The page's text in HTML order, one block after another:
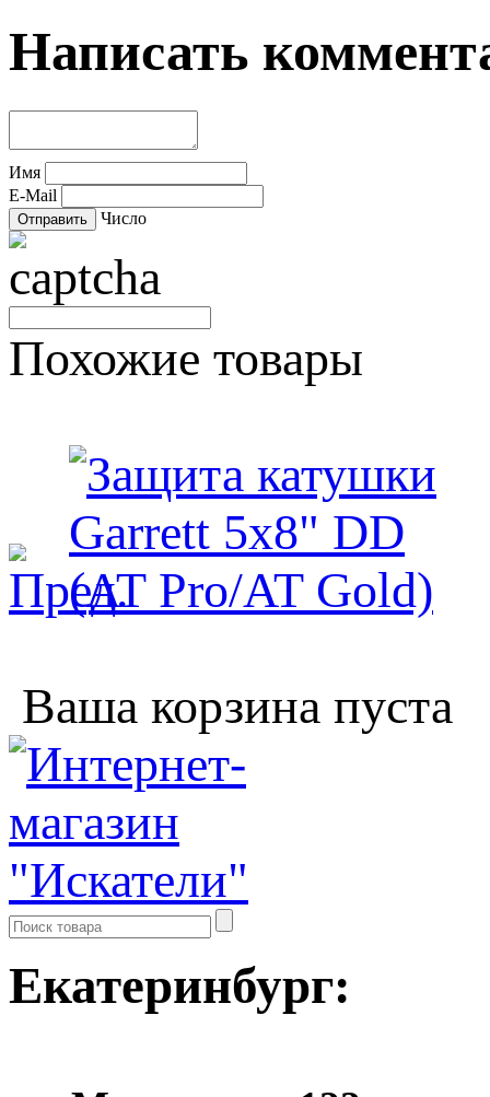
Написать
Имя
E-Mail
Число
Похожие товары
Ваша корзина пуста
Екатеринбург: